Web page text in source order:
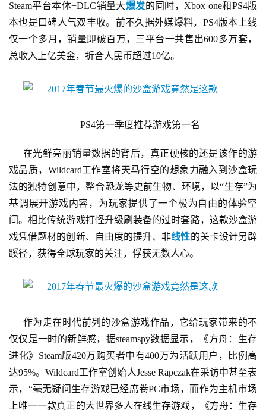
机
游
戏
闲
游
戏
2
0
2
金
茶
奖
Steam平台本体+DLC销量大爆发的同时，Xbox one和PS4版
本也是口碑人气双丰收。前不久据外媒爆料，PS4版本上线
仅一个多月，销量即破百万，三平台一共售出600多万套，
总收入上亿美金，折合人民币超过10亿。
PS4第一季度推荐游戏第一名
在光鲜亮丽销量数据的背后，真正硬核的还是该作的游
戏品质，Wildcard工作室将天马行空的想象力融入到沙盒玩
法的独特创意中，整合恐龙等史前生物、环境，以“生存”为
基调展开游戏内容，为玩家提供了一个极为自由的体验空
间。相比传统游戏打怪升级刷装备的过时套路，这款沙盒游
戏凭借题材的创新、自由度的提升、非线性的关卡设计另辟
蹊径，获得全球玩家的关注，俘获无数人心。
作为走在时代前列的沙盒游戏作品，它给玩家带来的不
仅仅是一时的新鲜感，据steamspy数据显示，《方舟：生存
进化》Steam版420万购买者中有400万为活跃用户，比例高
达95%。Wildcard工作室创始人Jesse Rapczak在采访中甚至表
示，“毫无疑问生存游戏已经席卷PC市场，而作为主机市场
上唯一一款真正的大世界多人在线生存游戏，《方舟：生存